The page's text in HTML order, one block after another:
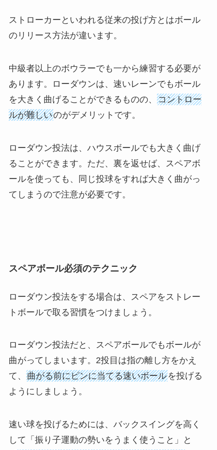
ストローカーといわれる従来の投げ方とはボール
のリリース方法が違います。
中級者以上のボウラーでも一から練習する必要が
あります。ローダウンは、速いレーンでもボール
を大きく曲げることができるものの、 コントロー
ルが難しいのがデメリットです。
ローダウン投法は、ハウスボールでも大きく曲げ
ることができます。ただ、裏を返せば、スペアボ
ールを使っても、同じ投球をすれば大きく曲がっ
てしまうので注意が必要です。
スペアボール必須のテクニック
ローダウン投法をする場合は、スペアをストレー
トボールで取る習慣をつけましょう。
ローダウン投法だと、スペアボールでもボールが
曲がってしまいます。2投目は指の離し方をかえ
て、 曲がる前にピンに当てる速いボールを投げる
ようにしましょう。
速い球を投げるためには、バックスイングを高く
して「振り子運動の勢いをうまく使うこと」と